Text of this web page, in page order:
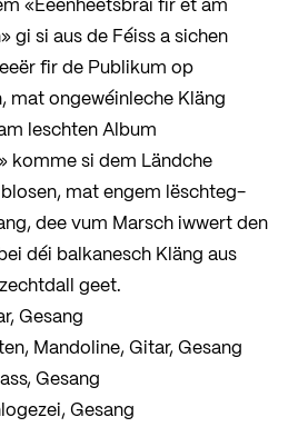
«Eeenheetsbräi fir et am
gi si aus de Féiss a sichen
fir de Publikum op
mat ongewéinleche Kläng
leschten Album
komme si dem Ländche
mat engem lëschteg-
dee vum Marsch iwwert den
déi balkanesch Kläng aus
geet.
Gesang
Mandoline, Gitar, Gesang
Gesang
Gesang